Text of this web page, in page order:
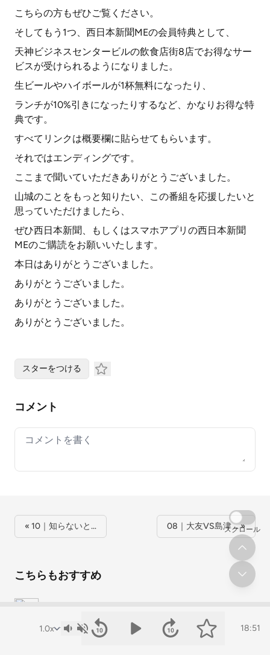
こちらの方もぜひご覧ください。
そしてもう1つ、西日本新聞MEの会員特典として、
天神ビジネスセンタービルの飲食店街8店でお得なサー
ビスが受けられるようになりました。
生ビールやハイボールが1杯無料になったり、
ランチが10%引きになったりするなど、かなりお得な特
典です。
すべてリンクは概要欄に貼らせてもらいます。
それではエンディングです。
ここまで聞いていただきありがとうございました。
山城のことをもっと知りたい、この番組を応援したいと
思っていただけましたら、
ぜひ西日本新聞、もしくはスマホアプリの西日本新聞
MEのご購読をお願いいたします。
本日はありがとうございました。
ありがとうございました。
ありがとうございました。
ありがとうございました。
18:51
スターをつける
コメント
Your comment
« 10｜知らないと… 08｜大友VS島津 … »
こちらもおすすめ
スクロール